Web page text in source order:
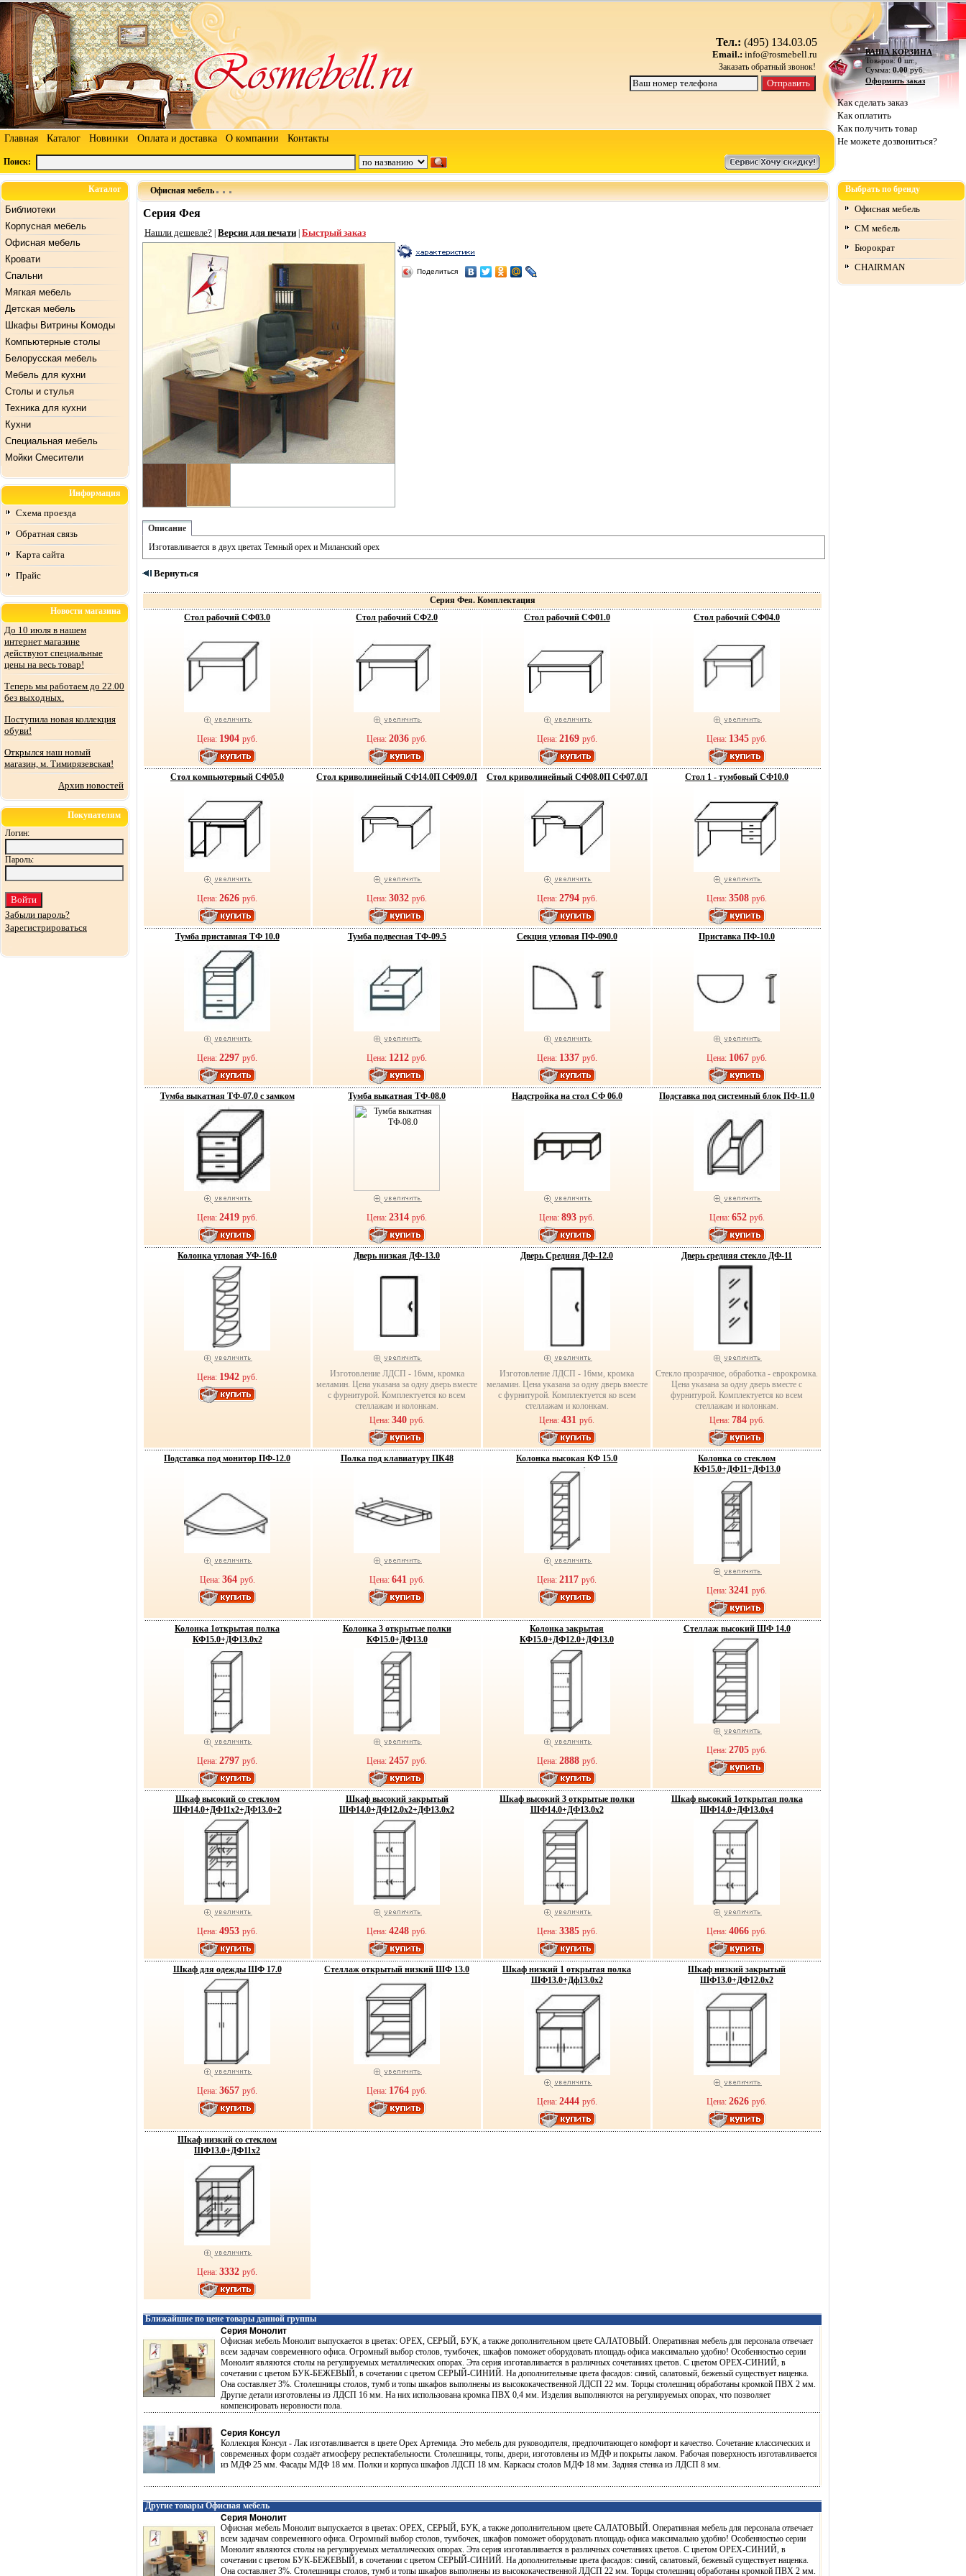
Тел.: (495) 134.03.05
Email.: info@rosmebell.ru
Заказать обратный звонок!
Главная Каталог Новинки Оплата и доставка О компании Контакты
Поиск:
ВАША КОРЗИНА
Товаров:0шт.,
Сумма: 0.00руб.
Оформить заказ
Как сделать заказ
Как оплатить
Как получить товар
Не можете дозвониться?
Каталог
Библиотеки
Корпусная мебель
Офисная мебель
Кровати
Спальни
Мягкая мебель
Детская мебель
Шкафы Витрины Комоды
Компьютерные столы
Белорусская мебель
Мебель для кухни
Столы и стулья
Техника для кухни
Кухни
Специальная мебель
Mойки Смесители
Информация
Схема проезда
Обратная связь
Карта сайта
Прайс
Новости магазина
До 10 июля в нашем
интернет магазине
действуют специальные
цены на весь товар!
Теперь мы работаем до 22.00
без выходных.
Поступила новая коллекция
обуви!
Открылся наш новый
магазин, м. Тимирязевская!
Архив новостей
Покупателям
Логин:
Пароль:
Забыли пароль?
Зарегистрироваться
Офисная мебель
Серия Фея
Нашли дешевле? Версия для печати Быстрый заказ
Поделиться
Описание
Изготавливается в двух цветах Темный орех и Миланский орех
Вернуться
Серия Фея. Комплектация
Стол рабочий СФ03.0
Цена: 1904 руб.
Стол рабочий СФ2.0
Цена: 2036 руб.
Стол рабочий СФ01.0
Цена: 2169 руб.
Стол рабочий СФ04.0
Цена: 1345 руб.
Стол компьютерный СФ05.0
Цена: 2626 руб.
Стол криволинейный СФ14.0П СФ09.0Л
Цена: 3032 руб.
Стол криволинейный СФ08.0П СФ07.0Л
Цена: 2794 руб.
Стол 1 - тумбовый СФ10.0
Цена: 3508 руб.
Тумба приставная ТФ 10.0
Цена: 2297 руб.
Тумба подвесная ТФ-09.5
Цена: 1212 руб.
Секция угловая ПФ-090.0
Цена: 1337 руб.
Приставка ПФ-10.0
Цена: 1067 руб.
Тумба выкатная ТФ-07.0 с замком
Цена: 2419 руб.
Тумба выкатная ТФ-08.0
Цена: 2314 руб.
Надстройка на стол СФ 06.0
Цена: 893 руб.
Подставка под системный блок ПФ-11.0
Цена: 652 руб.
Колонка угловая УФ-16.0
Цена: 1942 руб.
Дверь низкая ДФ-13.0
Изготовление ЛДСП - 16мм, кромка
меламин. Цена указана за одну дверь вместе
с фурнитурой. Комплектуется ко всем
стеллажам и колонкам.
Цена: 340 руб.
Дверь Средняя ДФ-12.0
Изготовление ЛДСП - 16мм, кромка
меламин. Цена указана за одну дверь вместе
с фурнитурой. Комплектуется ко всем
стеллажам и колонкам.
Цена: 431 руб.
Дверь средняя стекло ДФ-11
Стекло прозрачное, обработка - еврокромка.
Цена указана за одну дверь вместе с
фурнитурой. Комплектуется ко всем
стеллажам и колонкам.
Цена: 784 руб.
Подставка под монитор ПФ-12.0
Цена: 364 руб.
Полка под клавиатуру ПК48
Цена: 641 руб.
Колонка высокая КФ 15.0
Цена: 2117 руб.
Колонка со стеклом
КФ15.0+ДФ11+ДФ13.0
Цена: 3241 руб.
Колонка 1открытая полка
КФ15.0+ДФ13.0х2
Цена: 2797 руб.
Колонка 3 открытые полки
КФ15.0+ДФ13.0
Цена: 2457 руб.
Колонка закрытая
КФ15.0+ДФ12.0+ДФ13.0
Цена: 2888 руб.
Стеллаж высокий ШФ 14.0
Цена: 2705 руб.
Шкаф высокий со стеклом
ШФ14.0+ДФ11х2+ДФ13.0+2
Цена: 4953 руб.
Шкаф высокий закрытый
ШФ14.0+ДФ12.0х2+ДФ13.0х2
Цена: 4248 руб.
Шкаф высокий 3 открытые полки
ШФ14.0+ДФ13.0х2
Цена: 3385 руб.
Шкаф высокий 1открытая полка
ШФ14.0+ДФ13.0х4
Цена: 4066 руб.
Шкаф для одежды ШФ 17.0
Цена: 3657 руб.
Стеллаж открытый низкий ШФ 13.0
Цена: 1764 руб.
Шкаф низкий 1 открытая полка
ШФ13.0+Дф13.0х2
Цена: 2444 руб.
Шкаф низкий закрытый
ШФ13.0+ДФ12.0х2
Цена: 2626 руб.
Шкаф низкий со стеклом
ШФ13.0+ДФ11х2
Цена: 3332 руб.
Ближайшие по цене товары данной группы
Серия Монолит
Офисная мебель Монолит выпускается в цветах: ОРЕХ, СЕРЫЙ, БУК, а также дополнительном цвете САЛАТОВЫЙ. Оперативная мебель для персонала отвечает
всем задачам современного офиса. Огромный выбор столов, тумбочек, шкафов поможет оборудовать площадь офиса максимально удобно! Особенностью серии
Монолит являются столы на регулируемых металлических опорах. Эта серия изготавливается в различных сочетаниях цветов. С цветом ОРЕХ-СИНИЙ, в
сочетании с цветом БУК-БЕЖЕВЫЙ, в сочетании с цветом СЕРЫЙ-СИНИЙ. На дополнительные цвета фасадов: синий, салатовый, бежевый существует наценка.
Она составляет 3%. Столешницы столов, тумб и топы шкафов выполнены из высококачественной ЛДСП 22 мм. Торцы столешниц обработаны кромкой ПВХ 2 мм.
Другие детали изготовлены из ЛДСП 16 мм. На них использована кромка ПВХ 0,4 мм. Изделия выполняются на регулируемых опорах, что позволяет
компенсировать неровности пола.
Серия Консул
Коллекция Консул - Лак изготавливается в цвете Орех Артемида. Это мебель для руководителя, предпочитающего комфорт и качество. Сочетание классических и
современных форм создаёт атмосферу респектабельности. Столешницы, топы, двери, изготовлены из МДФ и покрыты лаком. Рабочая поверхность изготавливается
из МДФ 25 мм. Фасады МДФ 18 мм. Полки и корпуса шкафов ЛДСП 18 мм. Каркасы столов МДФ 18 мм. Задняя стенка из ЛДСП 8 мм.
Другие товары Офисная мебель
Серия Монолит
Офисная мебель Монолит выпускается в цветах: ОРЕХ, СЕРЫЙ, БУК, а также дополнительном цвете САЛАТОВЫЙ. Оперативная мебель для персонала отвечает
всем задачам современного офиса. Огромный выбор столов, тумбочек, шкафов поможет оборудовать площадь офиса максимально удобно! Особенностью серии
Монолит являются столы на регулируемых металлических опорах. Эта серия изготавливается в различных сочетаниях цветов. С цветом ОРЕХ-СИНИЙ, в
сочетании с цветом БУК-БЕЖЕВЫЙ, в сочетании с цветом СЕРЫЙ-СИНИЙ. На дополнительные цвета фасадов: синий, салатовый, бежевый существует наценка.
Она составляет 3%. Столешницы столов, тумб и топы шкафов выполнены из высококачественной ЛДСП 22 мм. Торцы столешниц обработаны кромкой ПВХ 2 мм.
Выбрать по бренду
Офисная мебель
СМ мебель
Бюрократ
CHAIRMAN